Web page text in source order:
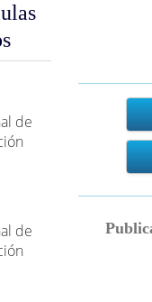
de
de
Actual